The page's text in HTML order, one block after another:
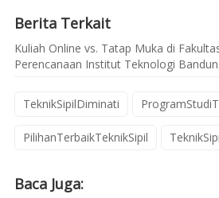
Berita Terkait
Kuliah Online vs. Tatap Muka di
Perencanaan Institut Teknologi
TeknikSipilDiminati
PilihanTerbaikTeknikSipil
Baca Juga: